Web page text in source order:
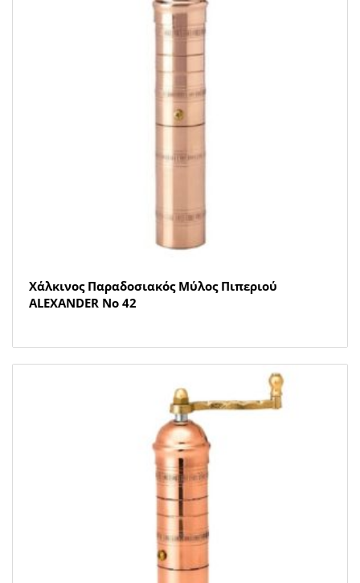
Χάλκινος Παραδοσιακός Μύλος Πιπεριού
ALEXANDER Νο 42